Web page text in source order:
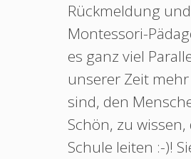
Rückmeldung
Montessori-
es ganz viel
unserer Zeit
sind, den
Schön, zu wissen,
Schule leiten :-)!